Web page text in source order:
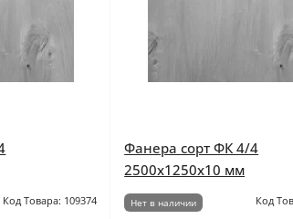
Код Товара: 109374
Фанера сорт ФК 4/4
2500x1250x10 мм
Нет в наличии Код